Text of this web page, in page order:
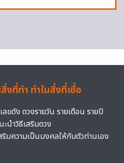
งที่ทำ ทำในสิ่งที่เชื่อ
ขดัง ดวงรายวัน รายเดือน รายปี
นำวิธีเสริมดวง
มความเป็นมงคลให้กับตัวท่านเอง